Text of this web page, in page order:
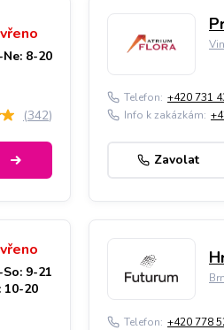
Ne: 8-20
(342)
Telefon: +420 731
Info k zakázkám:
Zavolat
So: 9-21
10-20
Telefon: +420 778